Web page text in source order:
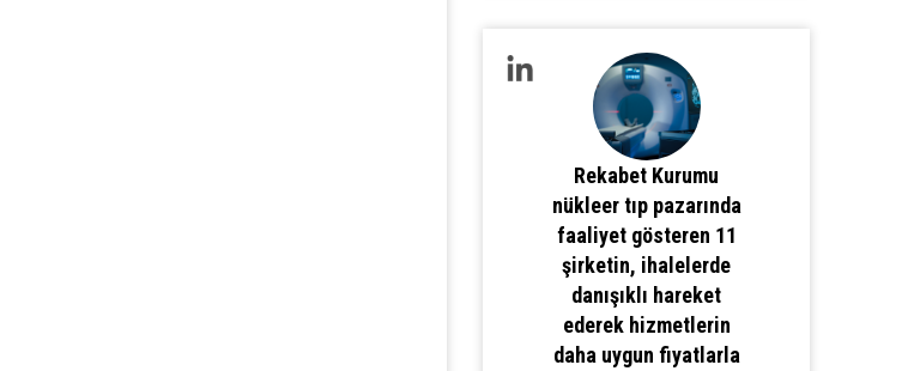
Rekabet Kurumu
nükleer tıp pazarında
faaliyet gösteren 11
şirketin, ihalelerde
danışıklı hareket
ederek hizmetlerin
daha uygun fiyatlarla